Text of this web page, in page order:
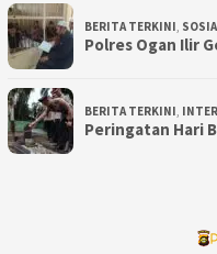
BERITA TERKINI,
Polres Ogan Ilir
BERITA TERKINI,
Peringatan Hari